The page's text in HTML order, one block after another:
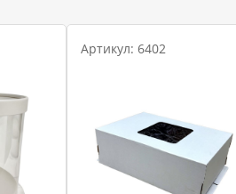
Артикул: 6402